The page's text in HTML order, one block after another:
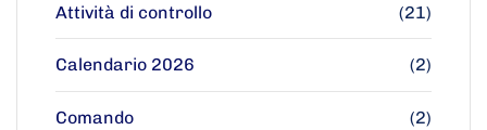
Attività di controllo (21)
Calendario 2026 (2)
Comando (2)